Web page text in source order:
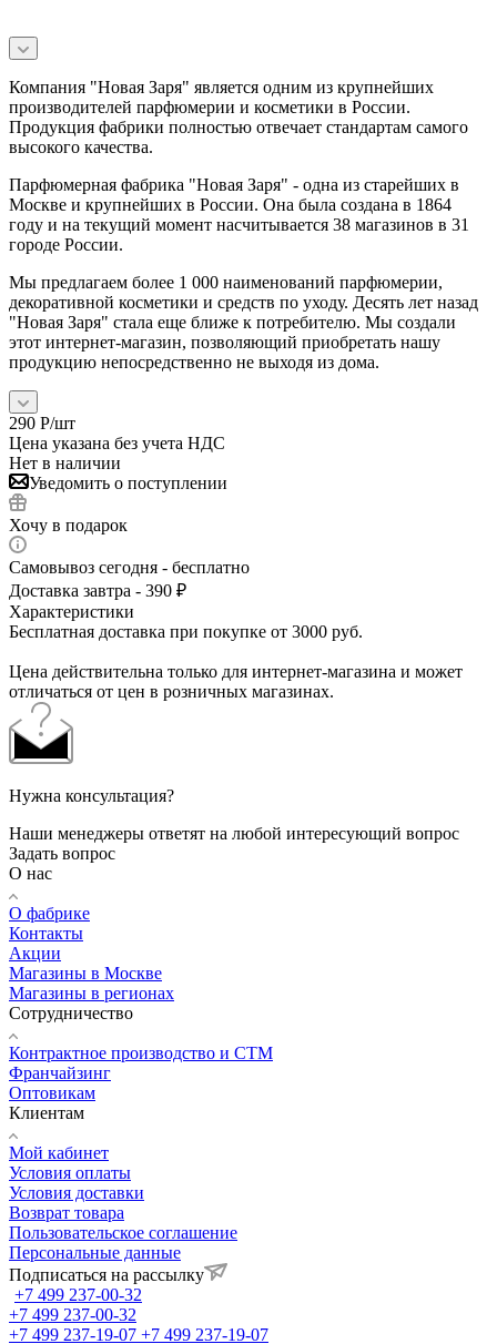
Компания "Новая Заря" является одним из крупнейших
производителей парфюмерии и косметики в России.
Продукция фабрики полностью отвечает стандартам самого
высокого качества.
Парфюмерная фабрика "Новая Заря" - одна из старейших в
Москве и крупнейших в России. Она была создана в 1864
году и на текущий момент насчитывается 38 магазинов в 31
городе России.
Мы предлагаем более 1 000 наименований парфюмерии,
декоративной косметики и средств по уходу. Десять лет назад
"Новая Заря" стала еще ближе к потребителю. Мы создали
этот интернет-магазин, позволяющий приобретать нашу
продукцию непосредственно не выходя из дома.
290 Р/шт
Цена указана без учета НДС
Нет в наличии
Уведомить о поступлении
Хочу в подарок
Самовывоз сегодня - бесплатно
Доставка завтра - 390 ₽
Характеристики
Бесплатная доставка при покупке от 3000 руб.
Цена действительна только для интернет-магазина и может
отличаться от цен в розничных магазинах.
Нужна консультация?
Наши менеджеры ответят на любой интересующий вопрос
Задать вопрос
О нас
О фабрике
Контакты
Акции
Магазины в Москве
Магазины в регионах
Сотрудничество
Контрактное производство и СТМ
Франчайзинг
Оптовикам
Клиентам
Мой кабинет
Условия оплаты
Условия доставки
Возврат товара
Пользовательское соглашение
Персональные данные
Подписаться на рассылку
+7 499 237-00-32
+7 499 237-00-32
+7 499 237-19-07 +7 499 237-19-07